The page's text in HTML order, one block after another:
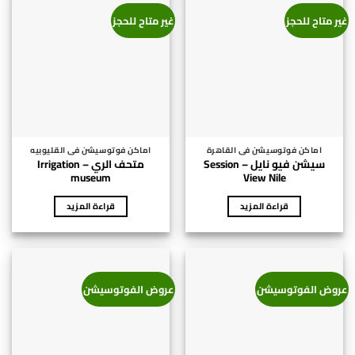
غير متاح للحجز
اماكن فوتوسيشن فى القاهرة
سيشن فيو نايل – Session
View Nile
قراءة المزيد
غير متاح للحجز
اماكن فوتوسيشن فى القليوبيه
متحف الري – Irrigation
museum
قراءة المزيد
عروض الفوتوسيشن عروض الفوتوسيشن